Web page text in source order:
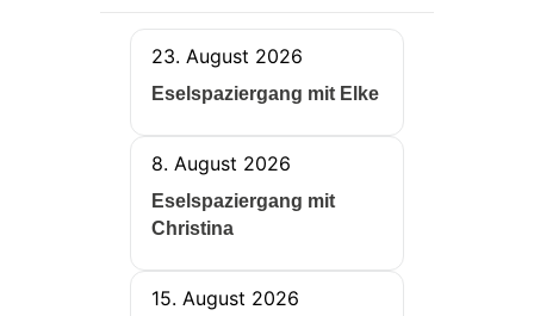
23. August 2026
Eselspaziergang mit Elke
8. August 2026
Eselspaziergang mit
Christina
15. August 2026